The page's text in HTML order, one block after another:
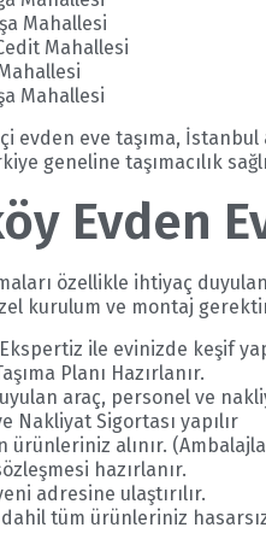
Mahallesi
Mahallesi
Mahallesi
evden eve taşıma,
geneline taşımacılık
Evden
özellikle ihtiyaç
kurulum ve montaj
ile evinizde keşif
Planı Hazırlanır.
araç, personel ve
Nakliyat Sigortası yapılır
ürünleriniz alınır.
hazırlanır.
adresine ulaştırılır.
tüm ürünleriniz